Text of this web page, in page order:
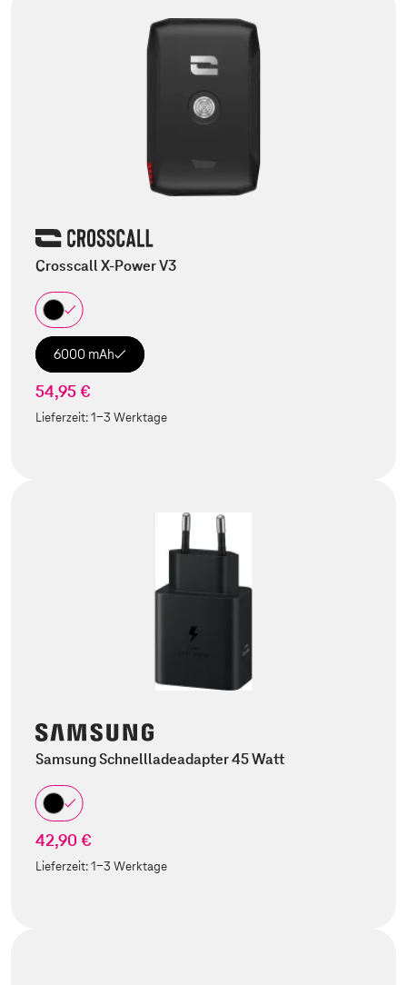
Crosscall X-Power V3
6000 mAh
54,95 €
Lieferzeit:1-3 Werktage
Samsung Schnellladeadapter 45 Watt
42,90 €
Lieferzeit:1-3 Werktage